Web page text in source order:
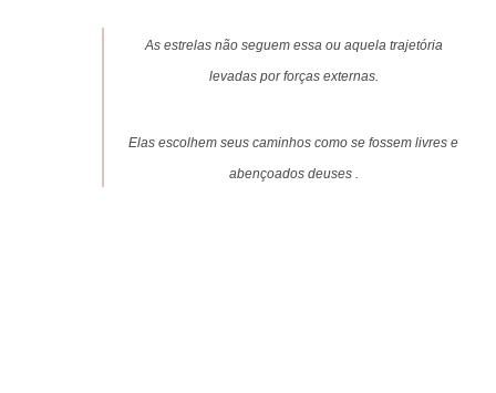
As estrelas não seguem essa ou aquela trajetória
levadas por forças externas.
Elas escolhem seus caminhos como se fossem livres e
abençoadosdeuses .